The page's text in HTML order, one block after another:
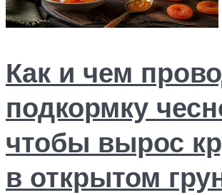
Как и чем
подкормку
чтобы вырос
в открытом